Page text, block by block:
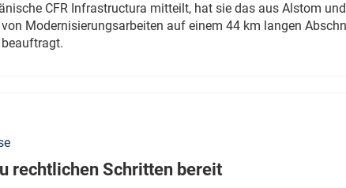
CFR Infrastructura mitteilt, hat sie das aus Alstom
Modernisierungsarbeiten auf einem 44 km langen
rechtlichen Schritten bereit